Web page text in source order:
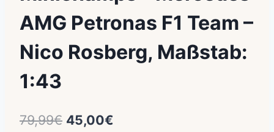
AMG Petronas F1 Team –
Nico Rosberg, Maßstab:
1:43
79,99€ Ursprünglicher
45,00€